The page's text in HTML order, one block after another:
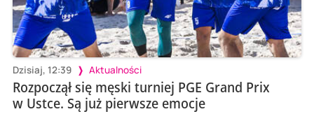
Dzisiaj, 12:39 Aktualności
Rozpoczął się męski turniej PGE Grand Prix
w Ustce. Są już pierwsze emocje